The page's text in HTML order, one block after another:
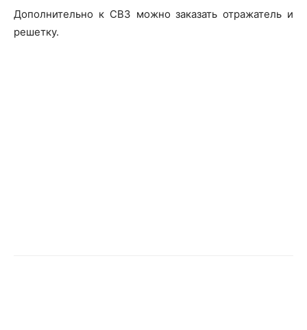
Дополнительно к СВЗ можно заказать отражатель и
решетку.